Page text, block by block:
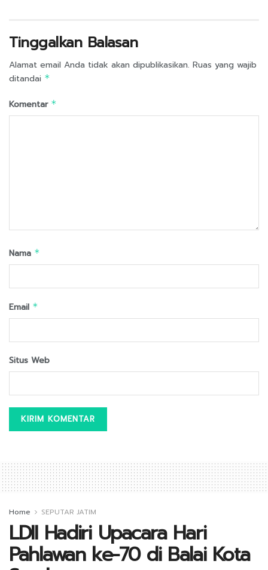
Tinggalkan Balasan
Alamat email Anda tidak akan dipublikasikan. Ruas yang wajib
ditandai *
Komentar *
Nama *
Email *
Situs Web
Home SEPUTAR JATIM
LDII Hadiri Upacara Hari
Pahlawan ke-70 di Balai Kota